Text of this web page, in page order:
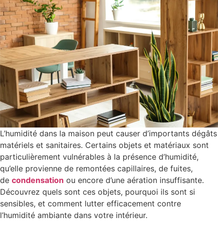
L’humidité dans la maison peut causer d’importants dégâts
matériels et sanitaires. Certains objets et matériaux sont
particulièrement vulnérables à la présence d’humidité,
qu’elle provienne de remontées capillaires, de fuites,
de condensation ou encore d’une aération insuffisante.
Découvrez quels sont ces objets, pourquoi ils sont si
sensibles, et comment lutter efficacement contre
l’humidité ambiante dans votre intérieur.